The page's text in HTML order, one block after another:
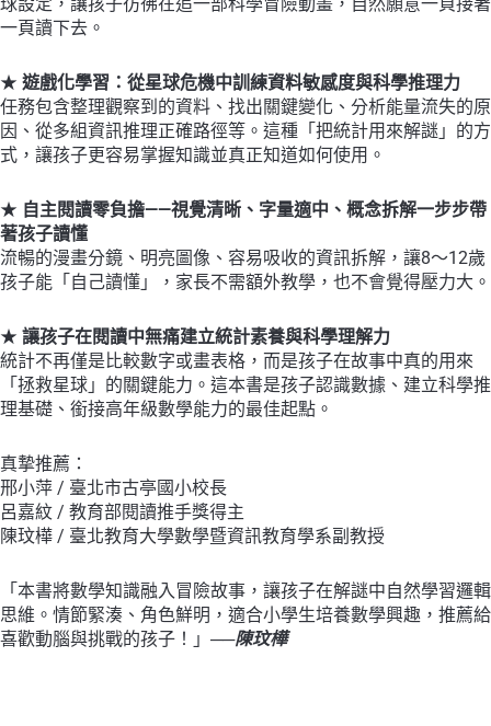
一頁讀下去。
★ 遊戲化學習：從星球危機中訓練資料敏感度與科學推理力
任務包含整理觀察到的資料、找出關鍵變化、分析能量流失的原
因、從多組資訊推理正確路徑等。這種「把統計用來解謎」的方
式，讓孩子更容易掌握知識並真正知道如何使用。
★ 自主閱讀零負擔——視覺清晰、字量適中、概念拆解一步步帶
著孩子讀懂
流暢的漫畫分鏡、明亮圖像、容易吸收的資訊拆解，讓8～12歲
孩子能「自己讀懂」，家長不需額外教學，也不會覺得壓力大。
★ 讓孩子在閱讀中無痛建立統計素養與科學理解力
統計不再僅是比較數字或畫表格，而是孩子在故事中真的用來
「拯救星球」的關鍵能力。這本書是孩子認識數據、建立科學推
理基礎、銜接高年級數學能力的最佳起點。
真摯推薦：
邢小萍 / 臺北市古亭國小校長
呂嘉紋 / 教育部閱讀推手獎得主
陳玟樺 / 臺北教育大學數學暨資訊教育學系副教授
「本書將數學知識融入冒險故事，讓孩子在解謎中自然學習邏輯
思維。情節緊湊、角色鮮明，適合小學生培養數學興趣，推薦給
喜歡動腦與挑戰的孩子！」──陳玟樺